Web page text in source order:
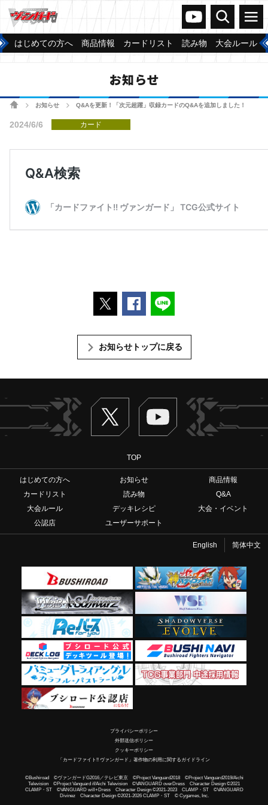
ヴァンガードch
検索 メニュー
はじめての方へ 商品情報 カードリスト 読み物 大会ルール
お知らせ
ホームお知らせ Q&Aを更新！「次元超躍」収録カードのQ&Aを追加しました！
2024/6/6 カード
ポストするFacebookでシェアする
お知らせトップに戻る
Twitter ヴァンガードch
TOP
はじめての方へ お知らせ
商品情報
カードリスト
読み物
Q&A
大会ルール
デッキレシピ
大会・イベント
公認店
ユーザーサポート
English 简体中文
プライバシーポリシー
外部送信ポリシー
クッキーポリシー
「カードファイト!! ヴァンガード」著作物の利用に関するガイドライン
©Bushiroad ©ヴァンガードG2016／テレビ東京 ©Project Vanguard2018 ©Project Vanguard2019/Aichi
Television ©Project Vanguard if/Aichi Television ©VANGUARD overDress Character Design ©2021
CLAMP・ST ©VANGUARD will+Dress Character Design ©2021-2023 CLAMP・ST ©VANGUARD
Divinez Character Design ©2021-2026 CLAMP・ST © Cygames, Inc.